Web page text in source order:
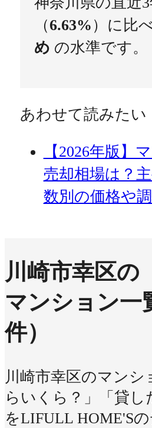
（6.63% ）に比べ
め の水準です。
あわせて読みたい
【2026年版】
売却相場は？
数別の価格や
川崎市幸区の
マンション一
件）
川崎市幸区のマンシ
らいくら？」「貸し
をLIFULL HOME'S